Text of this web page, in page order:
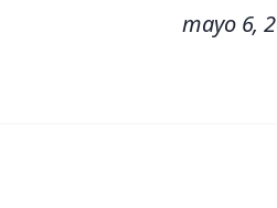
mayo 6,